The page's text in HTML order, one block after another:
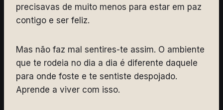
precisavas de muito menos para estar em paz
contigo e ser feliz.
Mas não faz mal sentires-te assim. O ambiente
que te rodeia no dia a dia é diferente daquele
para onde foste e te sentiste despojado.
Aprende a viver com isso.